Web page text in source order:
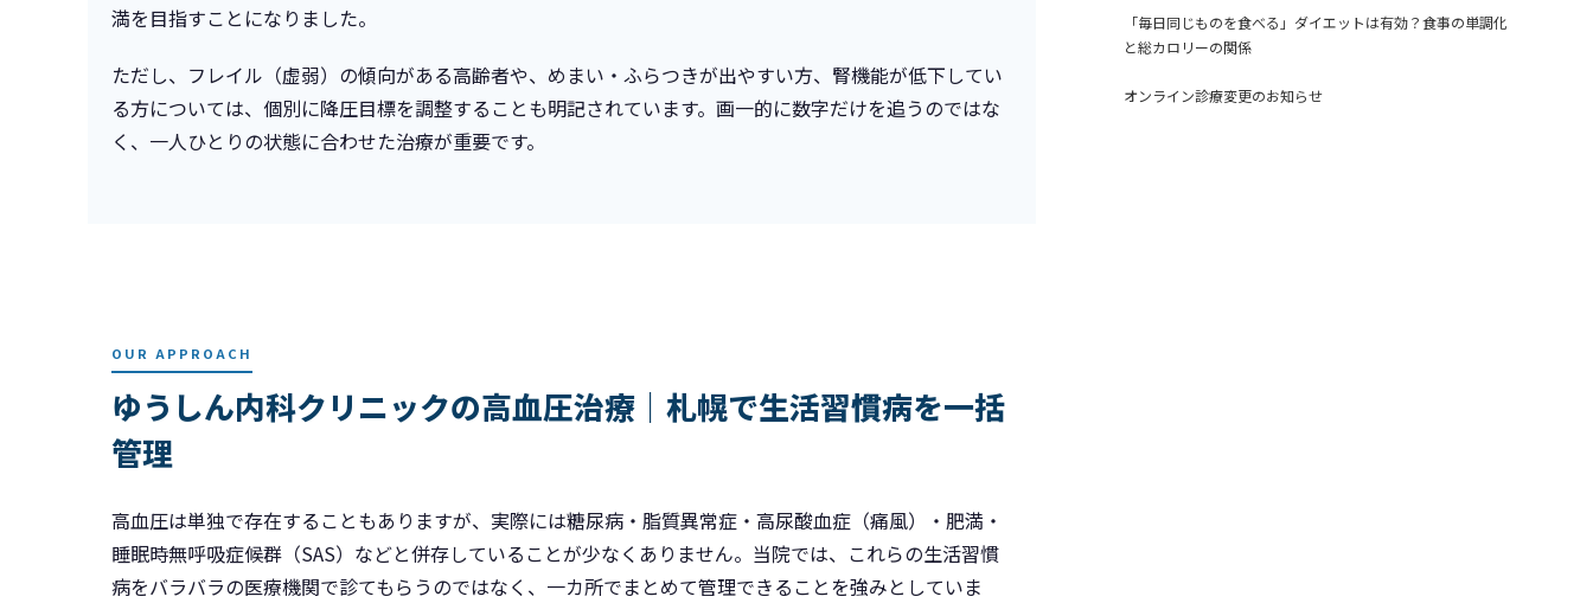
満を目指すことになりました。
ただし、フレイル（虚弱）の傾向がある高齢者や、めまい・ふらつきが出やすい方、腎機能が低下してい
る方については、個別に降圧目標を調整することも明記されています。画一的に数字だけを追うのではな
く、一人ひとりの状態に合わせた治療が重要です。
OUR APPROACH
ゆうしん内科クリニックの高血圧治療｜札幌で生活習慣病を一括
管理
高血圧は単独で存在することもありますが、実際には糖尿病・脂質異常症・高尿酸血症（痛風）・肥満・
睡眠時無呼吸症候群（SAS）などと併存していることが少なくありません。当院では、これらの生活習慣
病をバラバラの医療機関で診てもらうのではなく、一カ所でまとめて管理できることを強みとしていま
「毎日同じものを食べる」ダイエットは有効？食事の単調化
と総カロリーの関係
オンライン診療変更のお知らせ